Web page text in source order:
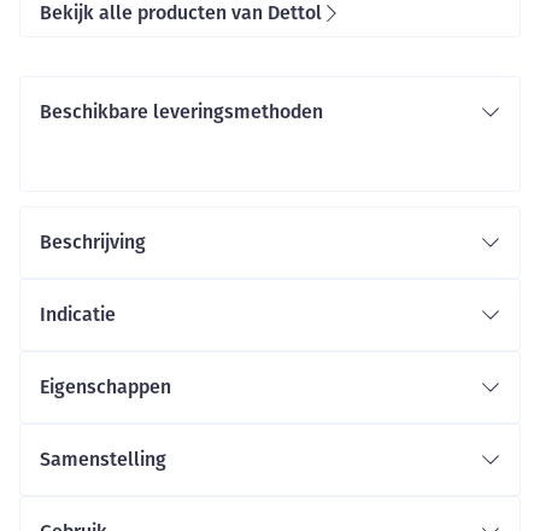
Bekijk alle producten van Dettol
Beschikbare leveringsmethoden
Beschrijving
Indicatie
Eigenschappen
Samenstelling